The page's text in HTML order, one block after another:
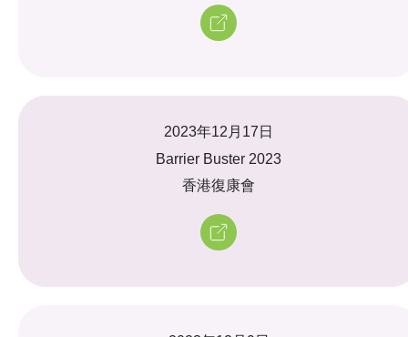
2023年12月17日
Barrier Buster 2023
香港復康會